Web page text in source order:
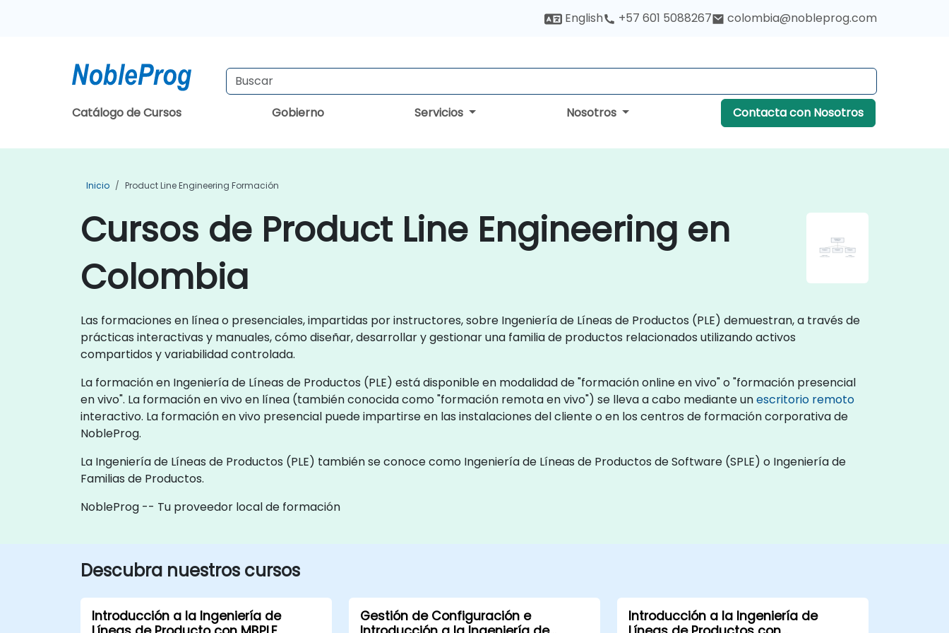
English +57 601 5088267 colombia@nobleprog.com
Catálogo de Cursos Gobierno Servicios Nosotros Contacta con Nosotros
Inicio Product Line Engineering Formación
Cursos de Product Line Engineering en
Colombia
Las formaciones en línea o presenciales, impartidas por instructores, sobre Ingeniería de Líneas de Productos (PLE) demuestran, a través de
prácticas interactivas y manuales, cómo diseñar, desarrollar y gestionar una familia de productos relacionados utilizando activos
compartidos y variabilidad controlada.
La formación en Ingeniería de Líneas de Productos (PLE) está disponible en modalidad de "formación online en vivo" o "formación presencial
en vivo". La formación en vivo en línea (también conocida como "formación remota en vivo") se lleva a cabo mediante unescritorio remoto
interactivo. La formación en vivo presencial puede impartirse en las instalaciones del cliente o en los centros de formación corporativa de
NobleProg.
La Ingeniería de Líneas de Productos (PLE) también se conoce como Ingeniería de Líneas de Productos de Software (SPLE) o Ingeniería de
Familias de Productos.
NobleProg -- Tu proveedor local de formación
Descubra nuestros cursos
Introducción a la Ingeniería de
Gestión de Configuración e
Introducción a la Ingeniería de